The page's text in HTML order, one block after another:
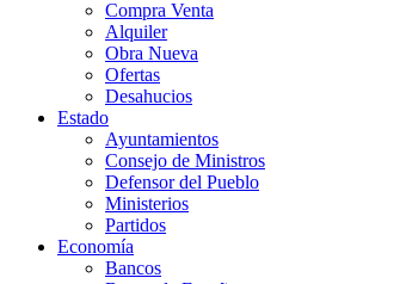
Compra Venta
Alquiler
Obra Nueva
Ofertas
Desahucios
Estado
Ayuntamientos
Consejo de Ministros
Defensor del Pueblo
Ministerios
Partidos
Economía
Bancos